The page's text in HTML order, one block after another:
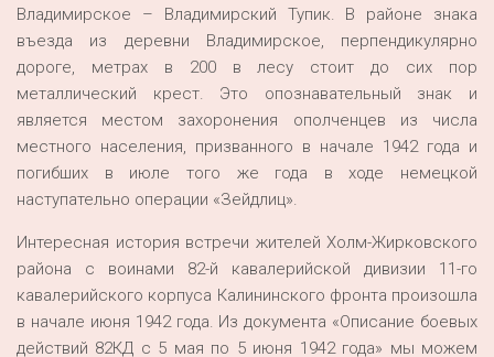
Владимирское – Владимирский Тупик. В районе знака
въезда из деревни Владимирское, перпендикулярно
дороге, метрах в 200 в лесу стоит до сих пор
металлический крест. Это опознавательный знак и
является местом захоронения ополченцев из числа
местного населения, призванного в начале 1942 года и
погибших в июле того же года в ходе немецкой
наступательно операции «Зейдлиц».
Интересная история встречи жителей Холм-Жирковского
района с воинами 82-й кавалерийской дивизии 11-го
кавалерийского корпуса Калининского фронта произошла
в начале июня 1942 года. Из документа «Описание боевых
действий 82КД с 5 мая по 5 июня 1942 года» мы можем